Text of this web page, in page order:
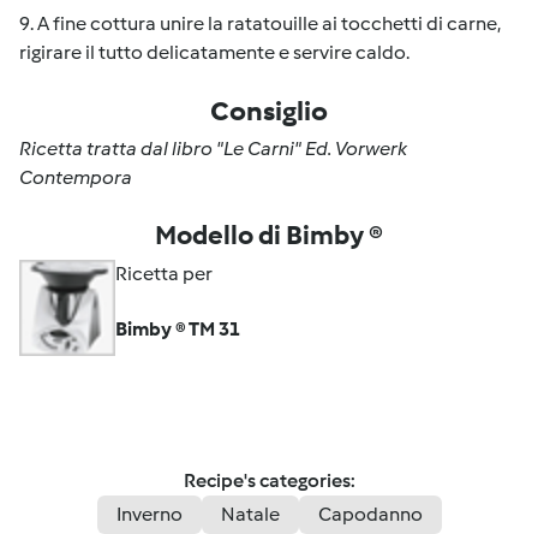
9. A fine cottura unire la ratatouille ai tocchetti di carne,
rigirare il tutto delicatamente e servire caldo.
Consiglio
Ricetta tratta dal libro "Le Carni" Ed. Vorwerk
Contempora
Modello di Bimby ®
Ricetta per
Bimby ® TM 31
Recipe's categories:
Inverno
Natale Capodanno